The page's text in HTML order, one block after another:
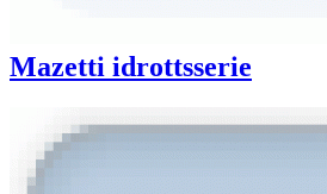
Mazetti idrottsserie